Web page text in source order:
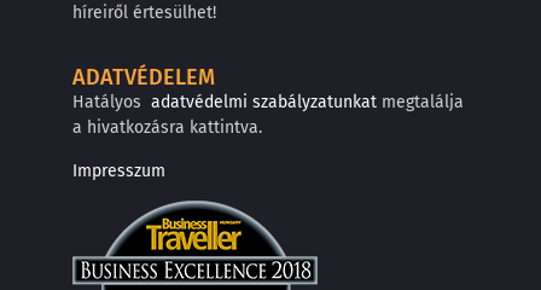
híreiről értesülhet!
ADATVÉDELEM
Hatályos adatvédelmi szabályzatunkat megtalálja
a hivatkozásra kattintva.
Impresszum